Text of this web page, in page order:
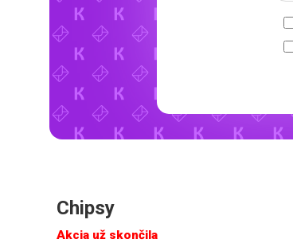
Chipsy
Akcia už skončila